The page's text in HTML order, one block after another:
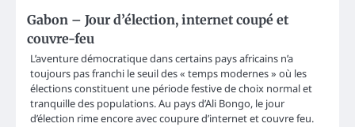
Gabon – Jour d’élection, internet coupé et
couvre-feu
L’aventure démocratique dans certains pays africains n’a
toujours pas franchi le seuil des « temps modernes » où les
élections constituent une période festive de choix normal et
tranquille des populations. Au pays d’Ali Bongo, le jour
d’élection rime encore avec coupure d’internet et couvre feu.